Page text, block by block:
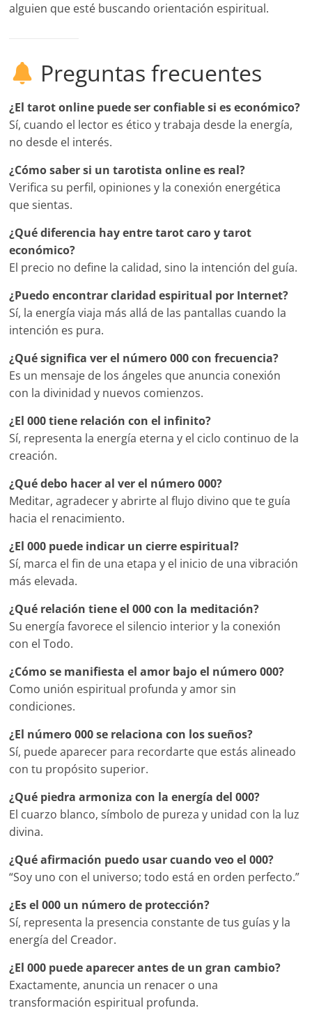
alguien que esté buscando orientación espiritual.
Preguntas frecuentes
¿El tarot online puede ser confiable si es económico?
Sí, cuando el lector es ético y trabaja desde la energía,
no desde el interés.
¿Cómo saber si un tarotista online es real?
Verifica su perfil, opiniones y la conexión energética
que sientas.
¿Qué diferencia hay entre tarot caro y tarot
económico?
El precio no define la calidad, sino la intención del guía.
¿Puedo encontrar claridad espiritual por Internet?
Sí, la energía viaja más allá de las pantallas cuando la
intención es pura.
¿Qué significa ver el número 000 con frecuencia?
Es un mensaje de los ángeles que anuncia conexión
con la divinidad y nuevos comienzos.
¿El 000 tiene relación con el infinito?
Sí, representa la energía eterna y el ciclo continuo de la
creación.
¿Qué debo hacer al ver el número 000?
Meditar, agradecer y abrirte al flujo divino que te guía
hacia el renacimiento.
¿El 000 puede indicar un cierre espiritual?
Sí, marca el fin de una etapa y el inicio de una vibración
más elevada.
¿Qué relación tiene el 000 con la meditación?
Su energía favorece el silencio interior y la conexión
con el Todo.
¿Cómo se manifiesta el amor bajo el número 000?
Como unión espiritual profunda y amor sin
condiciones.
¿El número 000 se relaciona con los sueños?
Sí, puede aparecer para recordarte que estás alineado
con tu propósito superior.
¿Qué piedra armoniza con la energía del 000?
El cuarzo blanco, símbolo de pureza y unidad con la luz
divina.
¿Qué afirmación puedo usar cuando veo el 000?
“Soy uno con el universo; todo está en orden perfecto.”
¿Es el 000 un número de protección?
Sí, representa la presencia constante de tus guías y la
energía del Creador.
¿El 000 puede aparecer antes de un gran cambio?
Exactamente, anuncia un renacer o una
transformación espiritual profunda.